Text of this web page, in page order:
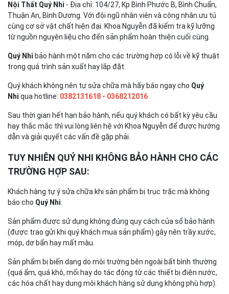
Nội Thất Quý Nhi - Địa chỉ: 104/27, Kp Bình Phước B, Bình Chuẩn,
Thuận An, Bình Dương. Với đội ngũ nhân viên và công nhân ưu tú
cùng cơ sở vật chất hiện đại. Khoa Nguyễn đã kiểm tra kỹ lưỡng
từ nguồn nguyên liệu cho đến sản phẩm hoàn thiện cuối cùng.
Quý Nhi bảo hành một năm cho các trường hợp có lỗi về kỹ thuật
trong quá trình sản xuất hay lắp đặt.
Quý khách không nên tự sửa chữa mà hãy báo ngay cho Quý
Nhi qua hotline: 0382131618 - 0368212016
Sau thời gian hết hạn bảo hành, nếu quý khách có bất kỳ yêu cầu
hay thắc mắc thì vui lòng liên hệ với Khoa Nguyễn để được hướng
dẫn và giải quyết các vấn đề gặp phải.
TUY NHIÊN QUÝ NHI KHÔNG BẢO HÀNH CHO CÁC
TRƯỜNG HỢP SAU:
Khách hàng tự ý sửa chữa khi sản phẩm bị trục trặc mà không
báo cho Quý Nhi
Sản phẩm được sử dụng không đúng quy cách của sổ bảo hành
(được trao gửi khi quý khách mua sản phẩm) gây nên trầy xước,
móp, dơ bẩn hay mất màu.
Sản phẩm bị biến dạng do môi trường bên ngoài bất bình thường
(quá ẩm, quá khô, mối hay do tác động từ các thiết bị điện nước,
các hóa chất hay dung môi khách hàng sử dụng không phù hợp).